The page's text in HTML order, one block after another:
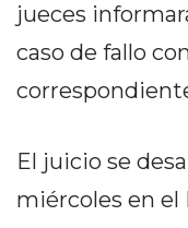
Y
CONDICIONES
jueces
caso de fallo
El juicio se
miércoles en el